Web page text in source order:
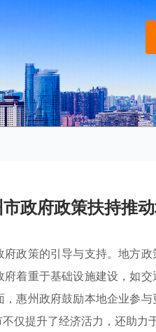
政府政策扶持推
政策的引导与支持。地方
着重于基础设施建设，如
惠州政府鼓励本地企业参
仅提升了经济活力，还助力